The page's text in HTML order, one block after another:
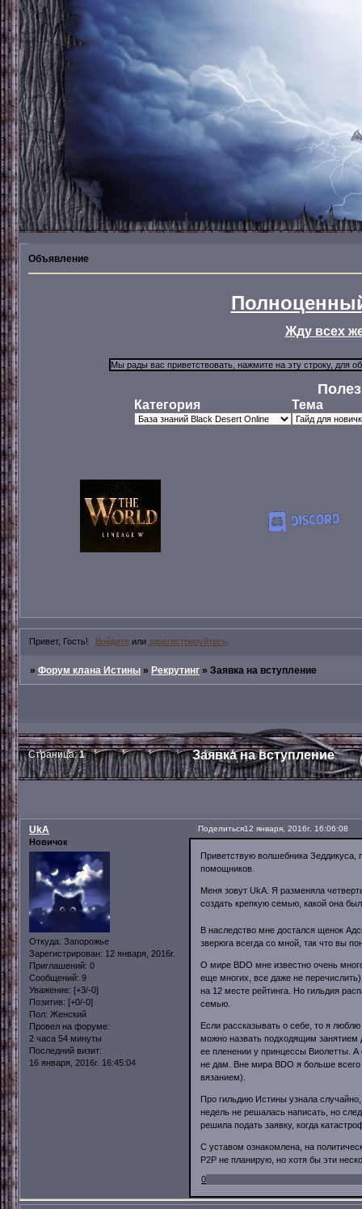
Объявление
Жду всех
Категория Тема
Привет, Гость! Войдитеили зарегистрируйтесь
»Форум клана Истины »Рекрутинг »Заявка на вступление
Заявка на вступление
Страница:1
Поделиться12 января, 2016г. 16:06:08
UkA
Новичок
Откуда: Запорожье
Зарегистрирован: 12 января, 2016г.
Приглашений: 0
Сообщений: 9
Уважение: [+3/-0]
Позитив: [+0/-0]
Пол: Женский
Провел на форуме:
2 часа 54 минуты
Последний визит:
16 января, 2016г. 16:45:04
Приветствую волшебника Зеддикуса,
помощников.
Меня зовут UkA. Я разменяла
создать крепкую семью, какой она
В наследство мне достался щенок
зверюга всегда со мной, так что вы
О мире BDO мне известно очень
еще многих, все даже не
на 12 месте рейтинга. Но гильдия
семью.
Если рассказывать о себе, то я
можно назвать подходящим занятием
ее пленении у принцессы Виолетты.
не дам. Вне мира BDO я больше
вязанием).
Про гильдию Истины узнала
недель не решалась написать, но
решила подать заявку, когда
С уставом ознакомлена, на
P2P не планирую, но хотя бы эти
0